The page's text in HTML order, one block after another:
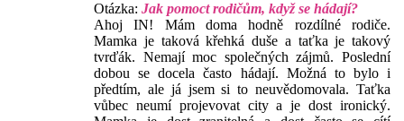
Otázka: Jak pomoct rodičům, když se hádají?
Ahoj IN! Mám doma hodně rozdílné rodiče.
Mamka je taková křehká duše a taťka je takový
tvrďák. Nemají moc společných zájmů. Poslední
dobou se docela často hádají. Možná to bylo i
předtím, ale já jsem si to neuvědomovala. Taťka
vůbec neumí projevovat city a je dost ironický.